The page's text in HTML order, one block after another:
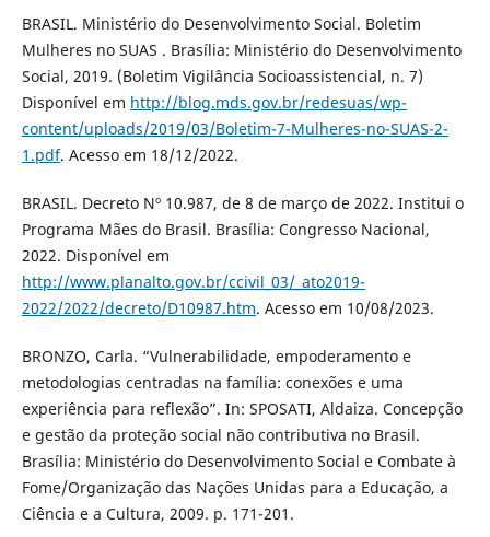
BRASIL. Ministério do Desenvolvimento Social. Boletim
Mulheres no SUAS . Brasília: Ministério do Desenvolvimento
Social, 2019. (Boletim Vigilância Socioassistencial, n. 7)
Disponível em http://blog.mds.gov.br/redesuas/wp-
content/uploads/2019/03/Boletim-7-Mulheres-no-SUAS-2-
1.pdf. Acesso em 18/12/2022.
BRASIL. Decreto Nº 10.987, de 8 de março de 2022. Institui o
Programa Mães do Brasil. Brasília: Congresso Nacional,
2022. Disponível em
http://www.planalto.gov.br/ccivil_03/_ato2019-
2022/2022/decreto/D10987.htm. Acesso em 10/08/2023.
BRONZO, Carla. “Vulnerabilidade, empoderamento e
metodologias centradas na família: conexões e uma
experiência para reflexão”. In: SPOSATI, Aldaiza. Concepção
e gestão da proteção social não contributiva no Brasil.
Brasília: Ministério do Desenvolvimento Social e Combate à
Fome/Organização das Nações Unidas para a Educação, a
Ciência e a Cultura, 2009. p. 171-201.